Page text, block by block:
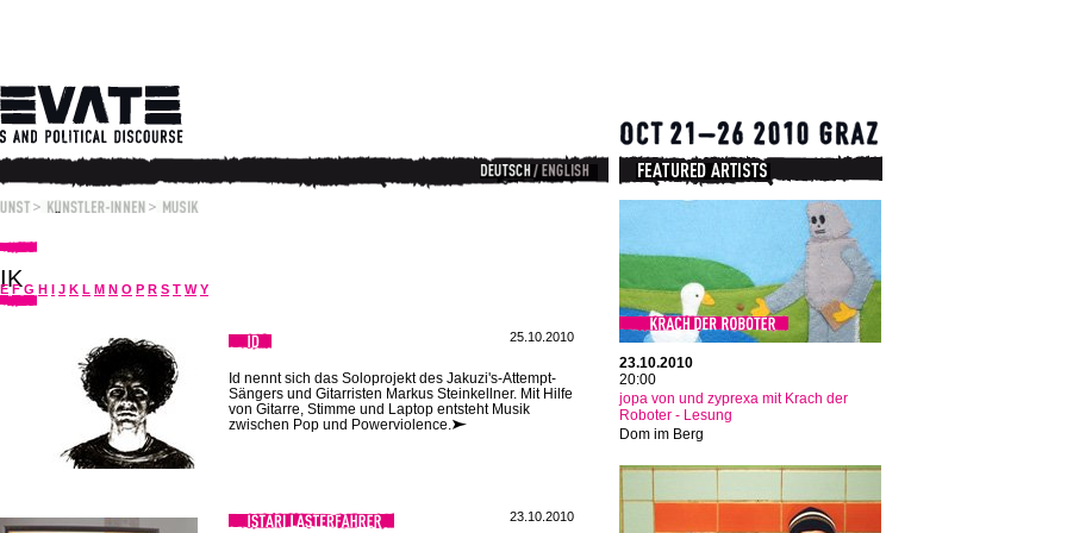
E F G H I J K L M N O P R S T W Y
25.10.2010
Id nennt sich das Soloprojekt des Jakuzi's-Attempt-
Sängers und Gitarristen Markus Steinkellner. Mit Hilfe
von Gitarre, Stimme und Laptop entsteht Musik
zwischen Pop und Powerviolence.
23.10.2010
23.10.2010
20:00
jopa von und zyprexa mit Krach der
Roboter - Lesung
Dom im Berg